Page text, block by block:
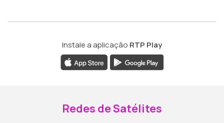
Instale a aplicação RTP Play
Redes de Satélites